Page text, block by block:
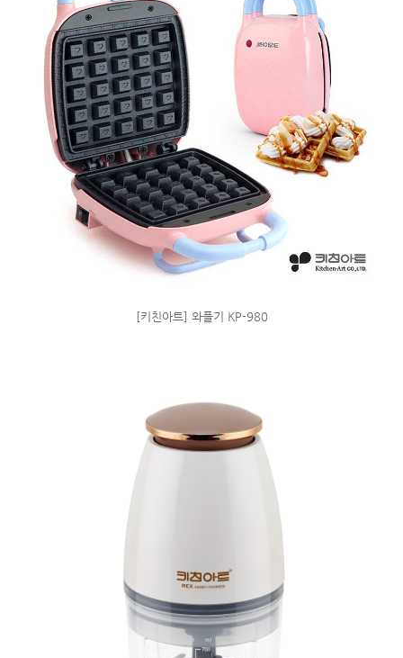
[키친아트] 와플기 KP-980